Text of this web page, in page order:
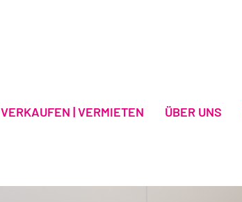
VERKAUFEN | VERMIETEN ÜBER UNS